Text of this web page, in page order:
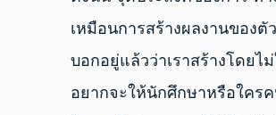
เหมือนการสร้างผลงานของตั
บอกอยู่แล้วว่าเราสร้างโดยไ
อยากจะให้นักศึกษาหรือใคร